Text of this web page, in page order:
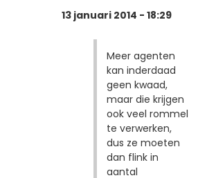
13 januari 2014 - 18:29
Meer agenten
kan inderdaad
geen kwaad,
maar die krijgen
ook veel rommel
te verwerken,
dus ze moeten
dan flink in
aantal